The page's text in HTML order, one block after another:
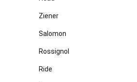
Ziener
Salomon
Rossignol
Ride